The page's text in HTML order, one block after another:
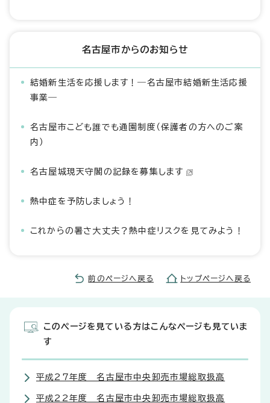
名古屋市からのお知らせ
結婚新生活を応援します！―名古屋市結婚新生活応援
事業―
名古屋市こども誰でも通園制度（保護者の方へのご案
内）
名古屋城現天守閣の記録を募集します
熱中症を予防しましょう！
これからの暑さ大丈夫？熱中症リスクを見てみよう！
前のページへ戻る トップページへ戻る
このページを見ている方はこんなページも見ていま
す
平成27年度 名古屋市中央卸売市場総取扱高
平成22年度 名古屋市中央卸売市場総取扱高